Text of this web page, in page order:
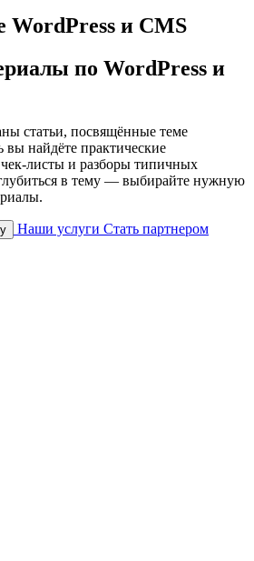
WordPress и CMS
по WordPress и
статьи, посвящённые теме
вы найдёте практические
листы и разборы типичных
в тему — выбирайте нужную
Наши услуги Стать партнером